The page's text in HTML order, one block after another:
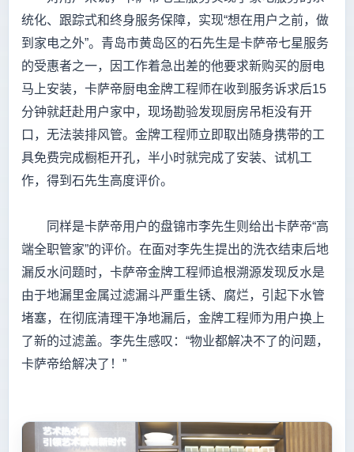
统化、跟踪式和终身服务保障，实现“想在用户之前，做
到家电之外”。青岛市黄岛区的石先生是卡萨帝七星服务
的受惠者之一，因工作着急出差的他要求新购买的厨电
马上安装，卡萨帝厨电金牌工程师在收到服务诉求后15
分钟就赶赴用户家中，现场勘验发现厨房吊柜没有开
口，无法装排风管。金牌工程师立即取出随身携带的工
具免费完成橱柜开孔，半小时就完成了安装、试机工
作，得到石先生高度评价。
同样是卡萨帝用户的盘锦市李先生则给出卡萨帝“高
端全职管家”的评价。在面对李先生提出的洗衣结束后地
漏反水问题时，卡萨帝金牌工程师追根溯源发现反水是
由于地漏里金属过滤漏斗严重生锈、腐烂，引起下水管
堵塞，在彻底清理干净地漏后，金牌工程师为用户换上
了新的过滤盖。李先生感叹：“物业都解决不了的问题，
卡萨帝给解决了！”